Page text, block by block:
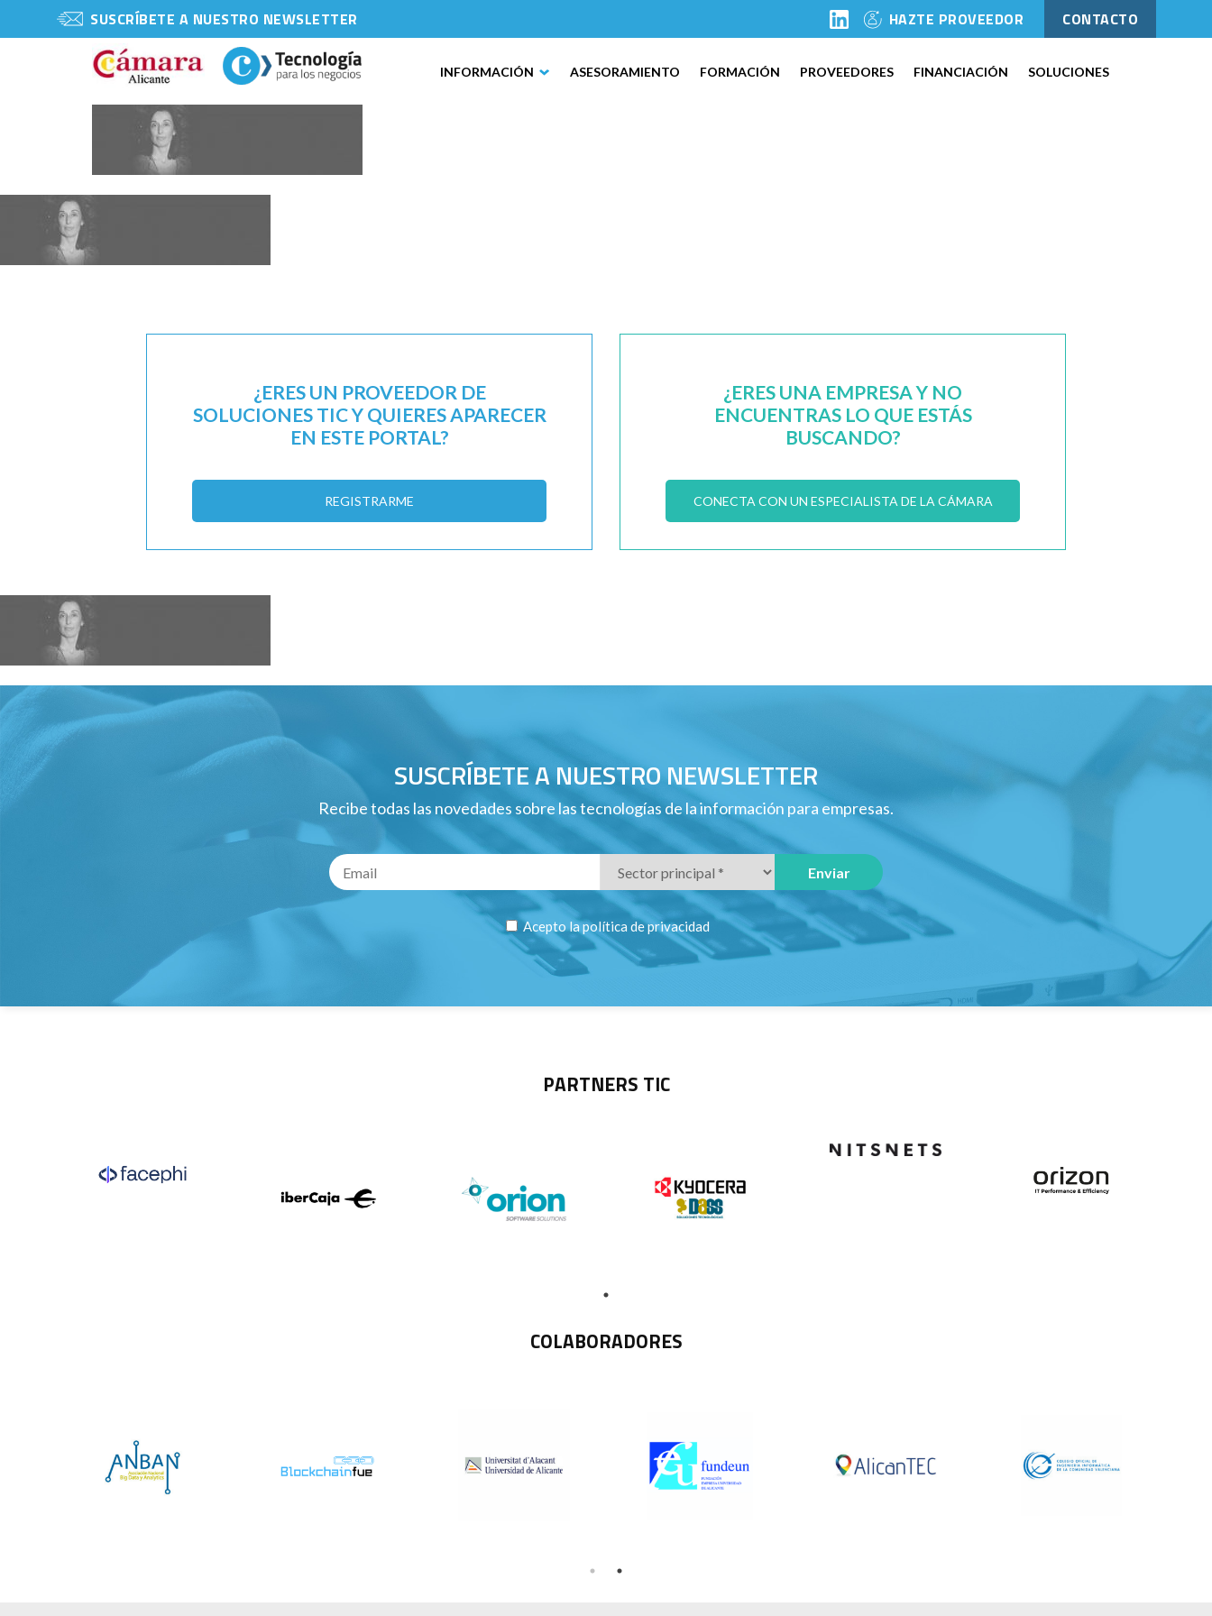
SUSCRÍBETE A NUESTRO NEWSLETTER HAZTE PROVEEDOR CONTACTO
INFORMACIÓN ASESORAMIENTO FORMACIÓN PROVEEDORES FINANCIACIÓN SOLUCIONES
¿ERES UN PROVEEDOR DE
SOLUCIONES TIC Y QUIERES APARECER
EN ESTE PORTAL?
REGISTRARME
¿ERES UNA EMPRESA Y NO
ENCUENTRAS LO QUE ESTÁS
BUSCANDO?
CONECTA CON UN ESPECIALISTA DE LA CÁMARA
SUSCRÍBETE A NUESTRO NEWSLETTER
Recibe todas las novedades sobre las tecnologías de la información para empresas.
Acepto lapolítica de privacidad
PARTNERS TIC
COLABORADORES